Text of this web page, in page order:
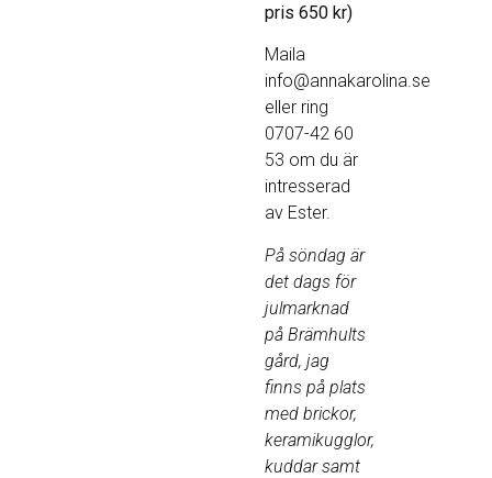
pris 650 kr)
Maila
info@annakarolina.se
eller ring
0707-42 60
53 om du är
intresserad
av Ester.
På söndag är
det dags för
julmarknad
på Brämhults
gård, jag
finns på plats
med brickor,
keramikugglor,
kuddar samt